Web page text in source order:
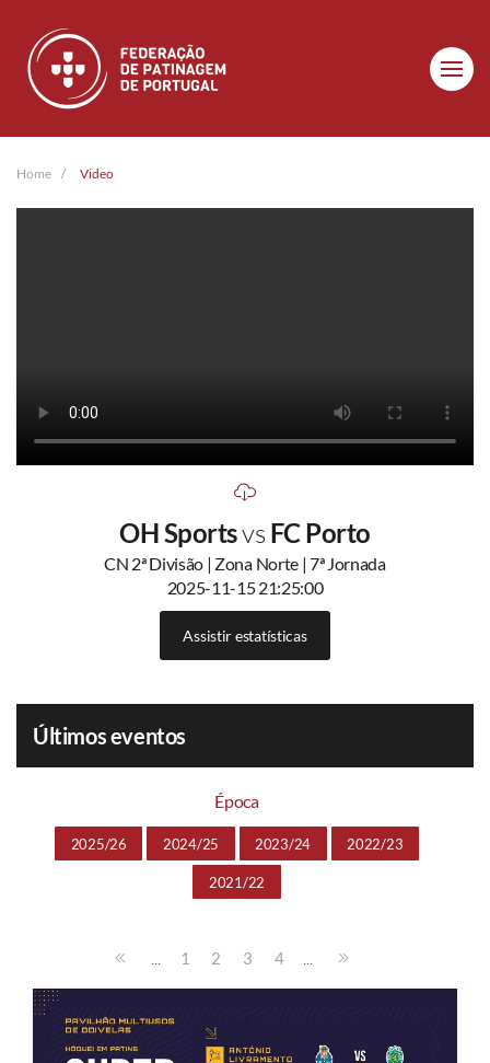
Skip to main content
Home Video
OH Sportsvs FC Porto
CN 2ª Divisão | Zona Norte | 7ª Jornada
2025-11-15 21:25:00
Assistir estatísticas
Últimos eventos
Época
2025/26 2024/25 2023/24 2022/23
2021/22
... 1 2 3 4 ...